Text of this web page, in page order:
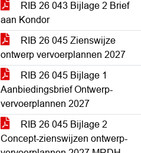
RIB 26 043 Bijlage 2 Brief
aan Kondor
RIB 26 045 Zienswijze
ontwerp vervoerplannen 2027
RIB 26 045 Bijlage 1
Aanbiedingsbrief Ontwerp-
vervoerplannen 2027
RIB 26 045 Bijlage 2
Concept-zienswijzen ontwerp-